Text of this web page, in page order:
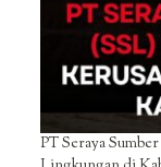
PT Seraya